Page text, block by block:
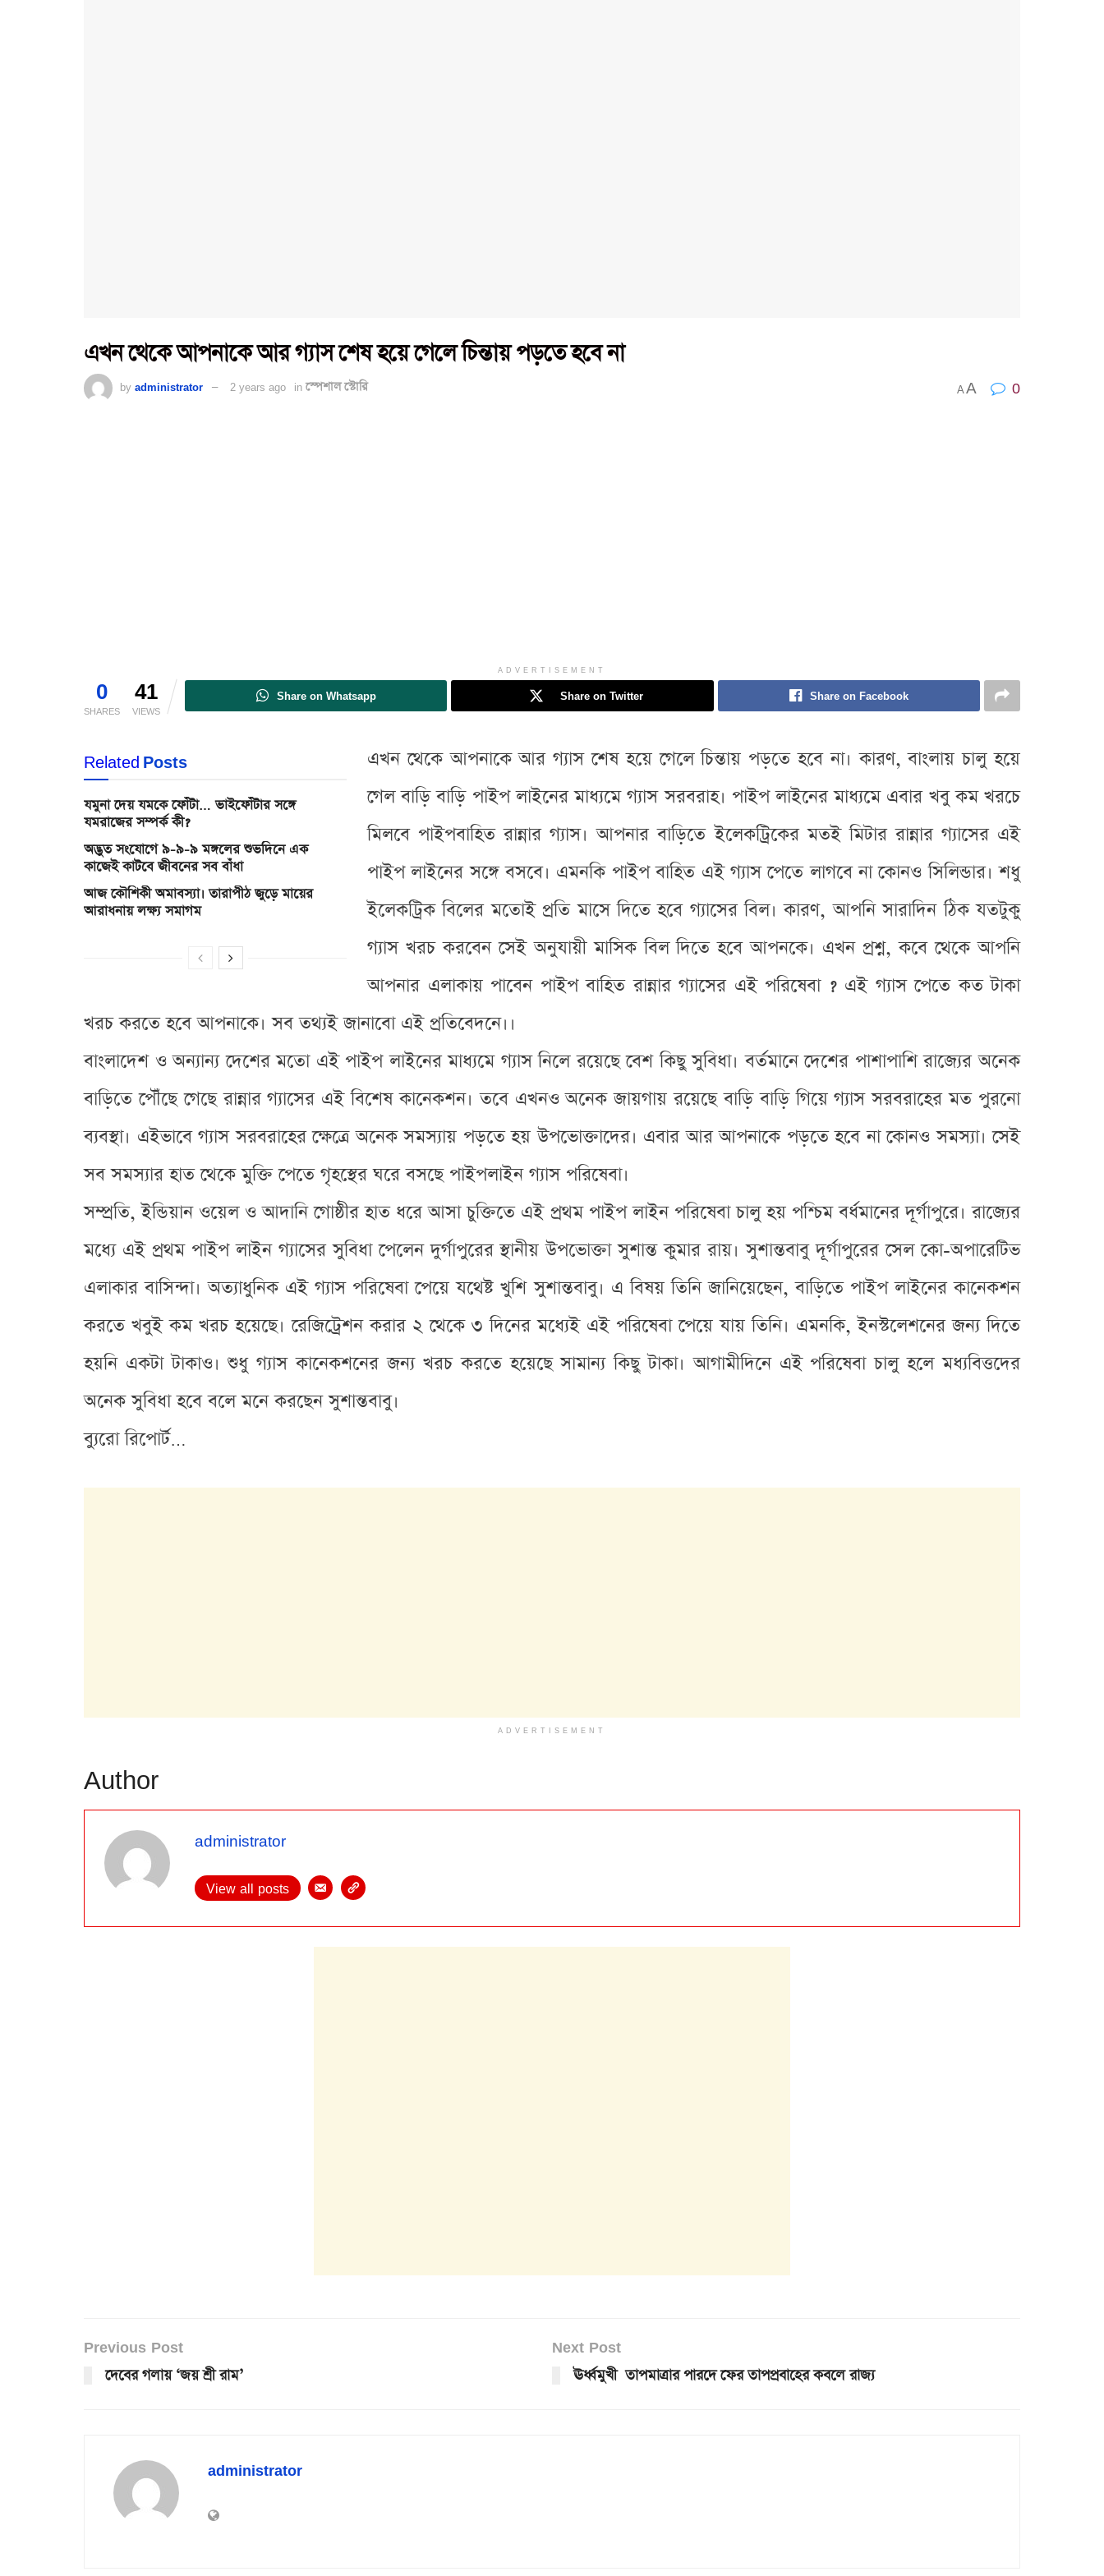
এখন থেকে আপনাকে আর গ্যাস শেষ হয়ে গেলে চিন্তায় পড়তে হবে না
by administrator 2 years ago in স্পেশাল স্টোরি AA 0
ADVERTISEMENT
0
SHARES
41
VIEWS
Share on Whatsapp Share on Twitter Share on Facebook
RelatedPosts
যমুনা দেয় যমকে ফোঁটা… ভাইফোঁটার সঙ্গে
যমরাজের সম্পর্ক কী?
অদ্ভুত সংযোগে ৯-৯-৯ মঙ্গলের শুভদিনে এক
কাজেই কাটবে জীবনের সব বাঁধা
আজ কৌশিকী অমাবস্যা। তারাপীঠ জুড়ে মায়ের
আরাধনায় লক্ষ্য সমাগম
এখন থেকে আপনাকে আর গ্যাস শেষ হয়ে গেলে চিন্তায় পড়তে হবে না। কারণ, বাংলায় চালু হয়ে
গেল বাড়ি বাড়ি পাইপ লাইনের মাধ্যমে গ্যাস সরবরাহ। পাইপ লাইনের মাধ্যমে এবার খবু কম খরচে
মিলবে পাইপবাহিত রান্নার গ্যাস। আপনার বাড়িতে ইলেকট্রিকের মতই মিটার রান্নার গ্যাসের এই
পাইপ লাইনের সঙ্গে বসবে। এমনকি পাইপ বাহিত এই গ্যাস পেতে লাগবে না কোনও সিলিন্ডার। শধু
ইলেকট্রিক বিলের মতোই প্রতি মাসে দিতে হবে গ্যাসের বিল। কারণ, আপনি সারাদিন ঠিক যতটুকু
গ্যাস খরচ করবেন সেই অনুযায়ী মাসিক বিল দিতে হবে আপনকে। এখন প্রশ্ন, কবে থেকে আপনি
আপনার এলাকায় পাবেন পাইপ বাহিত রান্নার গ্যাসের এই পরিষেবা ? এই গ্যাস পেতে কত টাকা
খরচ করতে হবে আপনাকে। সব তথ্যই জানাবো এই প্রতিবেদনে।।
বাংলাদেশ ও অন্যান্য দেশের মতো এই পাইপ লাইনের মাধ্যমে গ্যাস নিলে রয়েছে বেশ কিছু সুবিধা। বর্তমানে দেশের পাশাপাশি রাজ্যের অনেক
বাড়িতে পৌঁছে গেছে রান্নার গ্যাসের এই বিশেষ কানেকশন। তবে এখনও অনেক জায়গায় রয়েছে বাড়ি বাড়ি গিয়ে গ্যাস সরবরাহের মত পুরনো
ব্যবস্থা। এইভাবে গ্যাস সরবরাহের ক্ষেত্রে অনেক সমস্যায় পড়তে হয় উপভোক্তাদের। এবার আর আপনাকে পড়তে হবে না কোনও সমস্যা। সেই
সব সমস্যার হাত থেকে মুক্তি পেতে গৃহস্থের ঘরে বসছে পাইপলাইন গ্যাস পরিষেবা।
সম্প্রতি, ইন্ডিয়ান ওয়েল ও আদানি গোষ্ঠীর হাত ধরে আসা চুক্তিতে এই প্রথম পাইপ লাইন পরিষেবা চালু হয় পশ্চিম বর্ধমানের দূর্গাপুরে। রাজ্যের
মধ্যে এই প্রথম পাইপ লাইন গ্যাসের সুবিধা পেলেন দুর্গাপুরের স্থানীয় উপভোক্তা সুশান্ত কুমার রায়। সুশান্তবাবু দূর্গাপুরের সেল কো-অপারেটিভ
এলাকার বাসিন্দা। অত্যাধুনিক এই গ্যাস পরিষেবা পেয়ে যথেষ্ট খুশি সুশান্তবাবু। এ বিষয় তিনি জানিয়েছেন, বাড়িতে পাইপ লাইনের কানেকশন
করতে খবুই কম খরচ হয়েছে। রেজিট্রেশন করার ২ থেকে ৩ দিনের মধ্যেই এই পরিষেবা পেয়ে যায় তিনি। এমনকি, ইনস্টলেশনের জন্য দিতে
হয়নি একটা টাকাও। শুধু গ্যাস কানেকশনের জন্য খরচ করতে হয়েছে সামান্য কিছু টাকা। আগামীদিনে এই পরিষেবা চালু হলে মধ্যবিত্তদের
অনেক সুবিধা হবে বলে মনে করছেন সুশান্তবাবু।
ব্যুরো রিপোর্ট…
ADVERTISEMENT
Author
administrator
View all posts
Previous Post
দেবের গলায় ‘জয় শ্রী রাম’
Next Post
ঊর্ধ্বমুখী তাপমাত্রার পারদে ফের তাপপ্রবাহের কবলে রাজ্য
administrator